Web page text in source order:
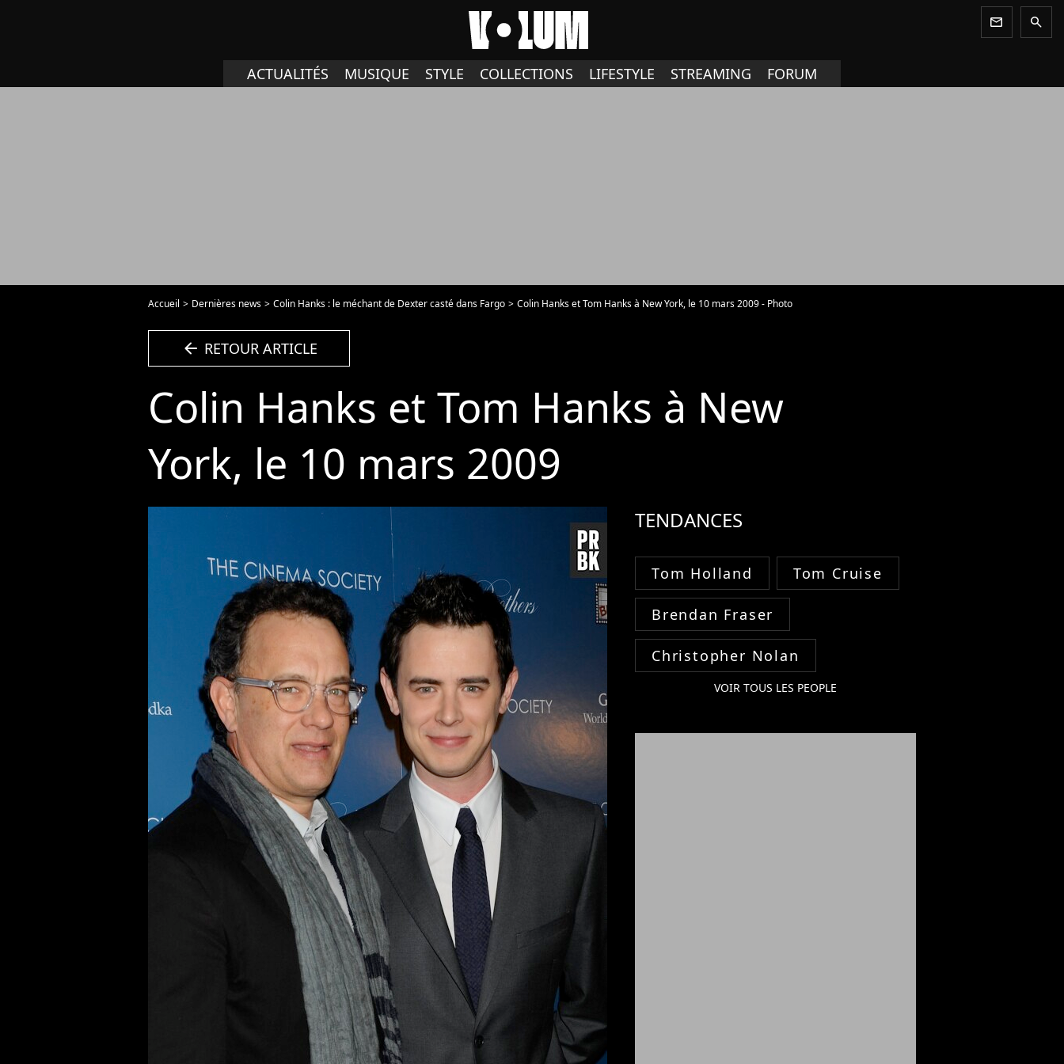
newsletter search
ACTUALITÉS MUSIQUE STYLE COLLECTIONS LIFESTYLE STREAMING FORUM
Accueil Dernières news Colin Hanks : le méchant de Dexter casté dans Fargo Colin Hanks et Tom Hanks à New York, le 10 mars 2009 - Photo
arrow_left RETOUR ARTICLE
Colin Hanks et Tom Hanks à New
York, le 10 mars 2009
TENDANCES
Tom Holland Tom Cruise
Brendan Fraser
Christopher Nolan
VOIR TOUS LES PEOPLE